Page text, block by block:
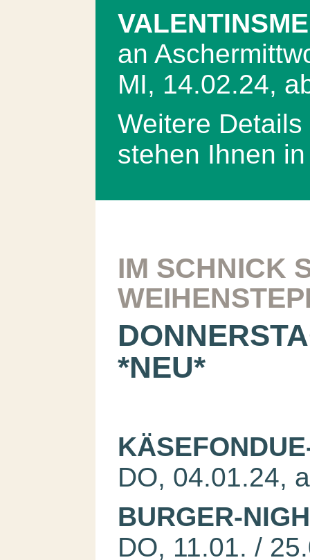
an
MI, 14.02.24,
Weitere
stehen Ihnen
IM SCHNICK
*NEU*
DO, 04.01.24,
BURGER-
DO, 11.01. /